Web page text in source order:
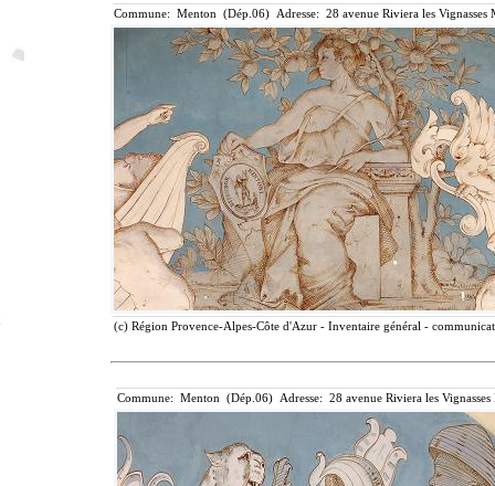
Commune: Menton (Dép.06) Adresse: 28 avenue Riviera les
(c) Région Provence-Alpes-Côte d'Azur - Inventaire général -
Commune: Menton (Dép.06) Adresse: 28 avenue Riviera les